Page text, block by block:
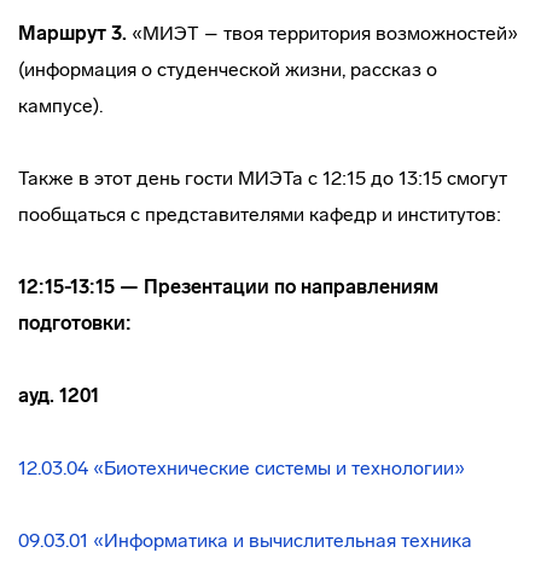
Маршрут 3. «МИЭТ – твоя территория возможностей»
(информация о студенческой жизни, рассказ о
кампусе).
Также в этот день гости МИЭТа с 12:15 до 13:15 смогут
пообщаться с представителями кафедр и институтов:
12:15-13:15 — Презентации по направлениям
подготовки:
ауд. 1201
12.03.04 «Биотехнические системы и технологии»
09.03.01 «Информатика и вычислительная техника